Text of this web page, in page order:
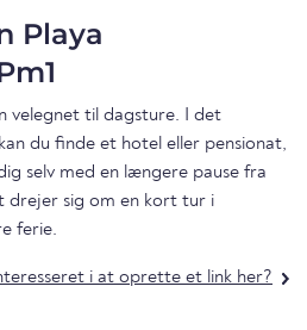
Playa
velegnet til dagsture. I det
du finde et hotel eller pensionat,
selv med en længere pause fra
drejer sig om en kort tur i
ferie.
i at oprette et link her?